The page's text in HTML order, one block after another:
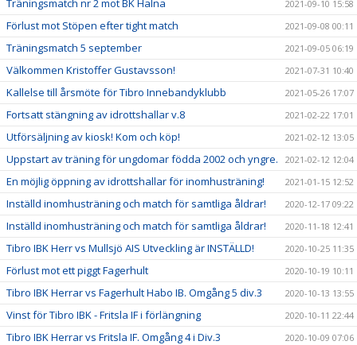
Träningsmatch nr 2 mot BK Halna 2021-09-10 15:58
Förlust mot Stöpen efter tight match 2021-09-08 00:11
Träningsmatch 5 september 2021-09-05 06:19
Välkommen Kristoffer Gustavsson! 2021-07-31 10:40
Kallelse till årsmöte för Tibro Innebandyklubb 2021-05-26 17:07
Fortsatt stängning av idrottshallar v.8 2021-02-22 17:01
Utförsäljning av kiosk! Kom och köp! 2021-02-12 13:05
Uppstart av träning för ungdomar födda 2002 och yngre. 2021-02-12 12:04
En möjlig öppning av idrottshallar för inomhusträning! 2021-01-15 12:52
Inställd inomhusträning och match för samtliga åldrar! 2020-12-17 09:22
Inställd inomhusträning och match för samtliga åldrar! 2020-11-18 12:41
Tibro IBK Herr vs Mullsjö AIS Utveckling är INSTÄLLD! 2020-10-25 11:35
Förlust mot ett piggt Fagerhult 2020-10-19 10:11
Tibro IBK Herrar vs Fagerhult Habo IB. Omgång 5 div.3 2020-10-13 13:55
Vinst för Tibro IBK - Fritsla IF i förlängning 2020-10-11 22:44
Tibro IBK Herrar vs Fritsla IF. Omgång 4 i Div.3 2020-10-09 07:06